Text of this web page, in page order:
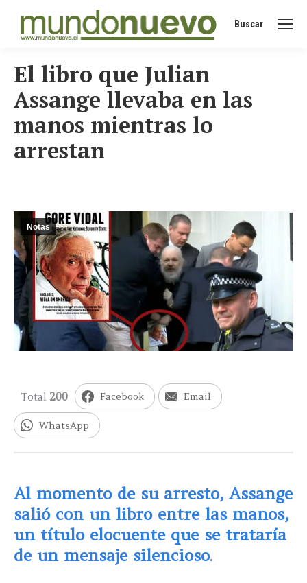
Buscar:
Buscar
El libro que Julian
Assange llevaba en las
manos mientras lo
arrestan
Notas
Total 200 Facebook Email
WhatsApp
Al momento de su arresto, Assange
salió con un libro entre las manos,
un título elocuente que se trataría
de un mensaje silencioso.